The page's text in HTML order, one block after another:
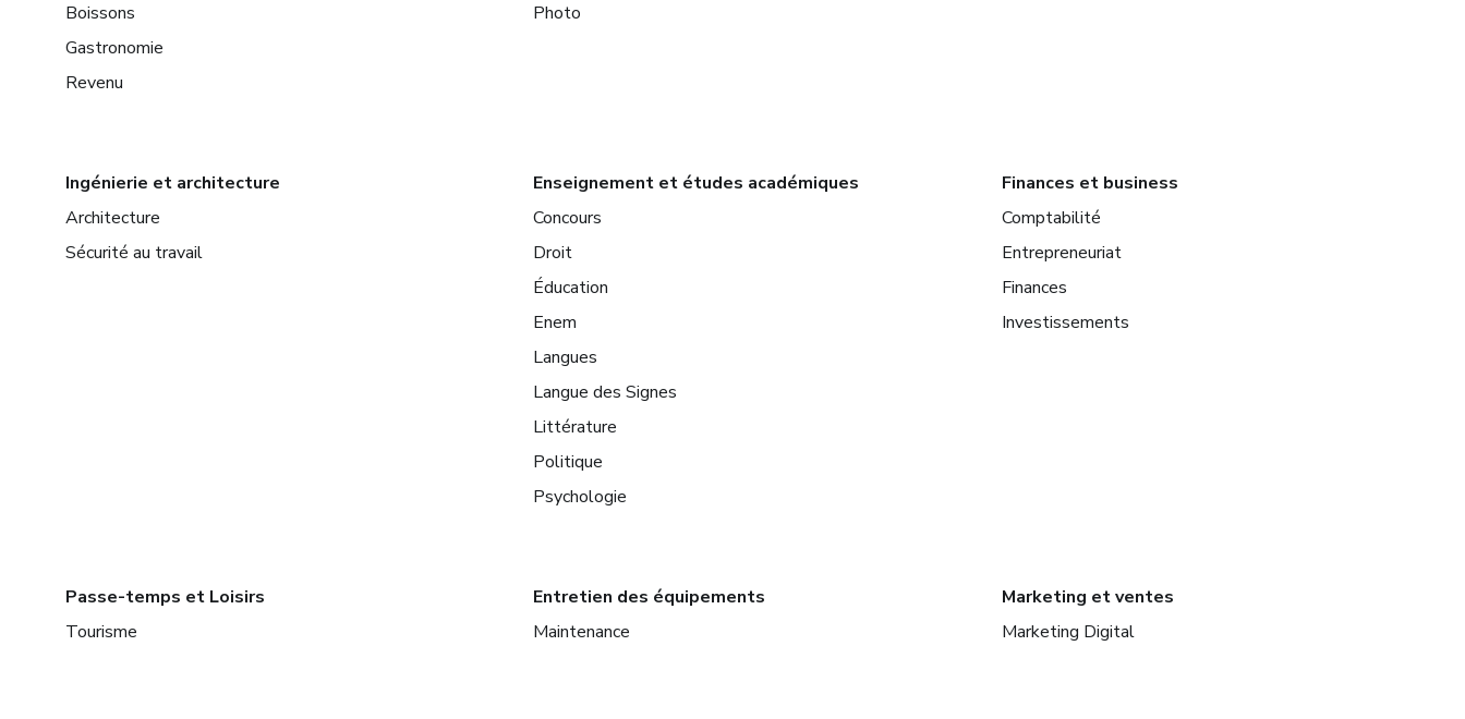
Boissons
Gastronomie
Revenu
Photo
Ingénierie et architecture
Architecture
Sécurité au travail
Enseignement et études académiques
Concours
Droit
Éducation
Enem
Langues
Langue des Signes
Littérature
Politique
Psychologie
Finances et business
Comptabilité
Entrepreneuriat
Finances
Investissements
Passe-temps et Loisirs
Tourisme
Entretien des équipements
Maintenance
Marketing et ventes
Marketing Digital